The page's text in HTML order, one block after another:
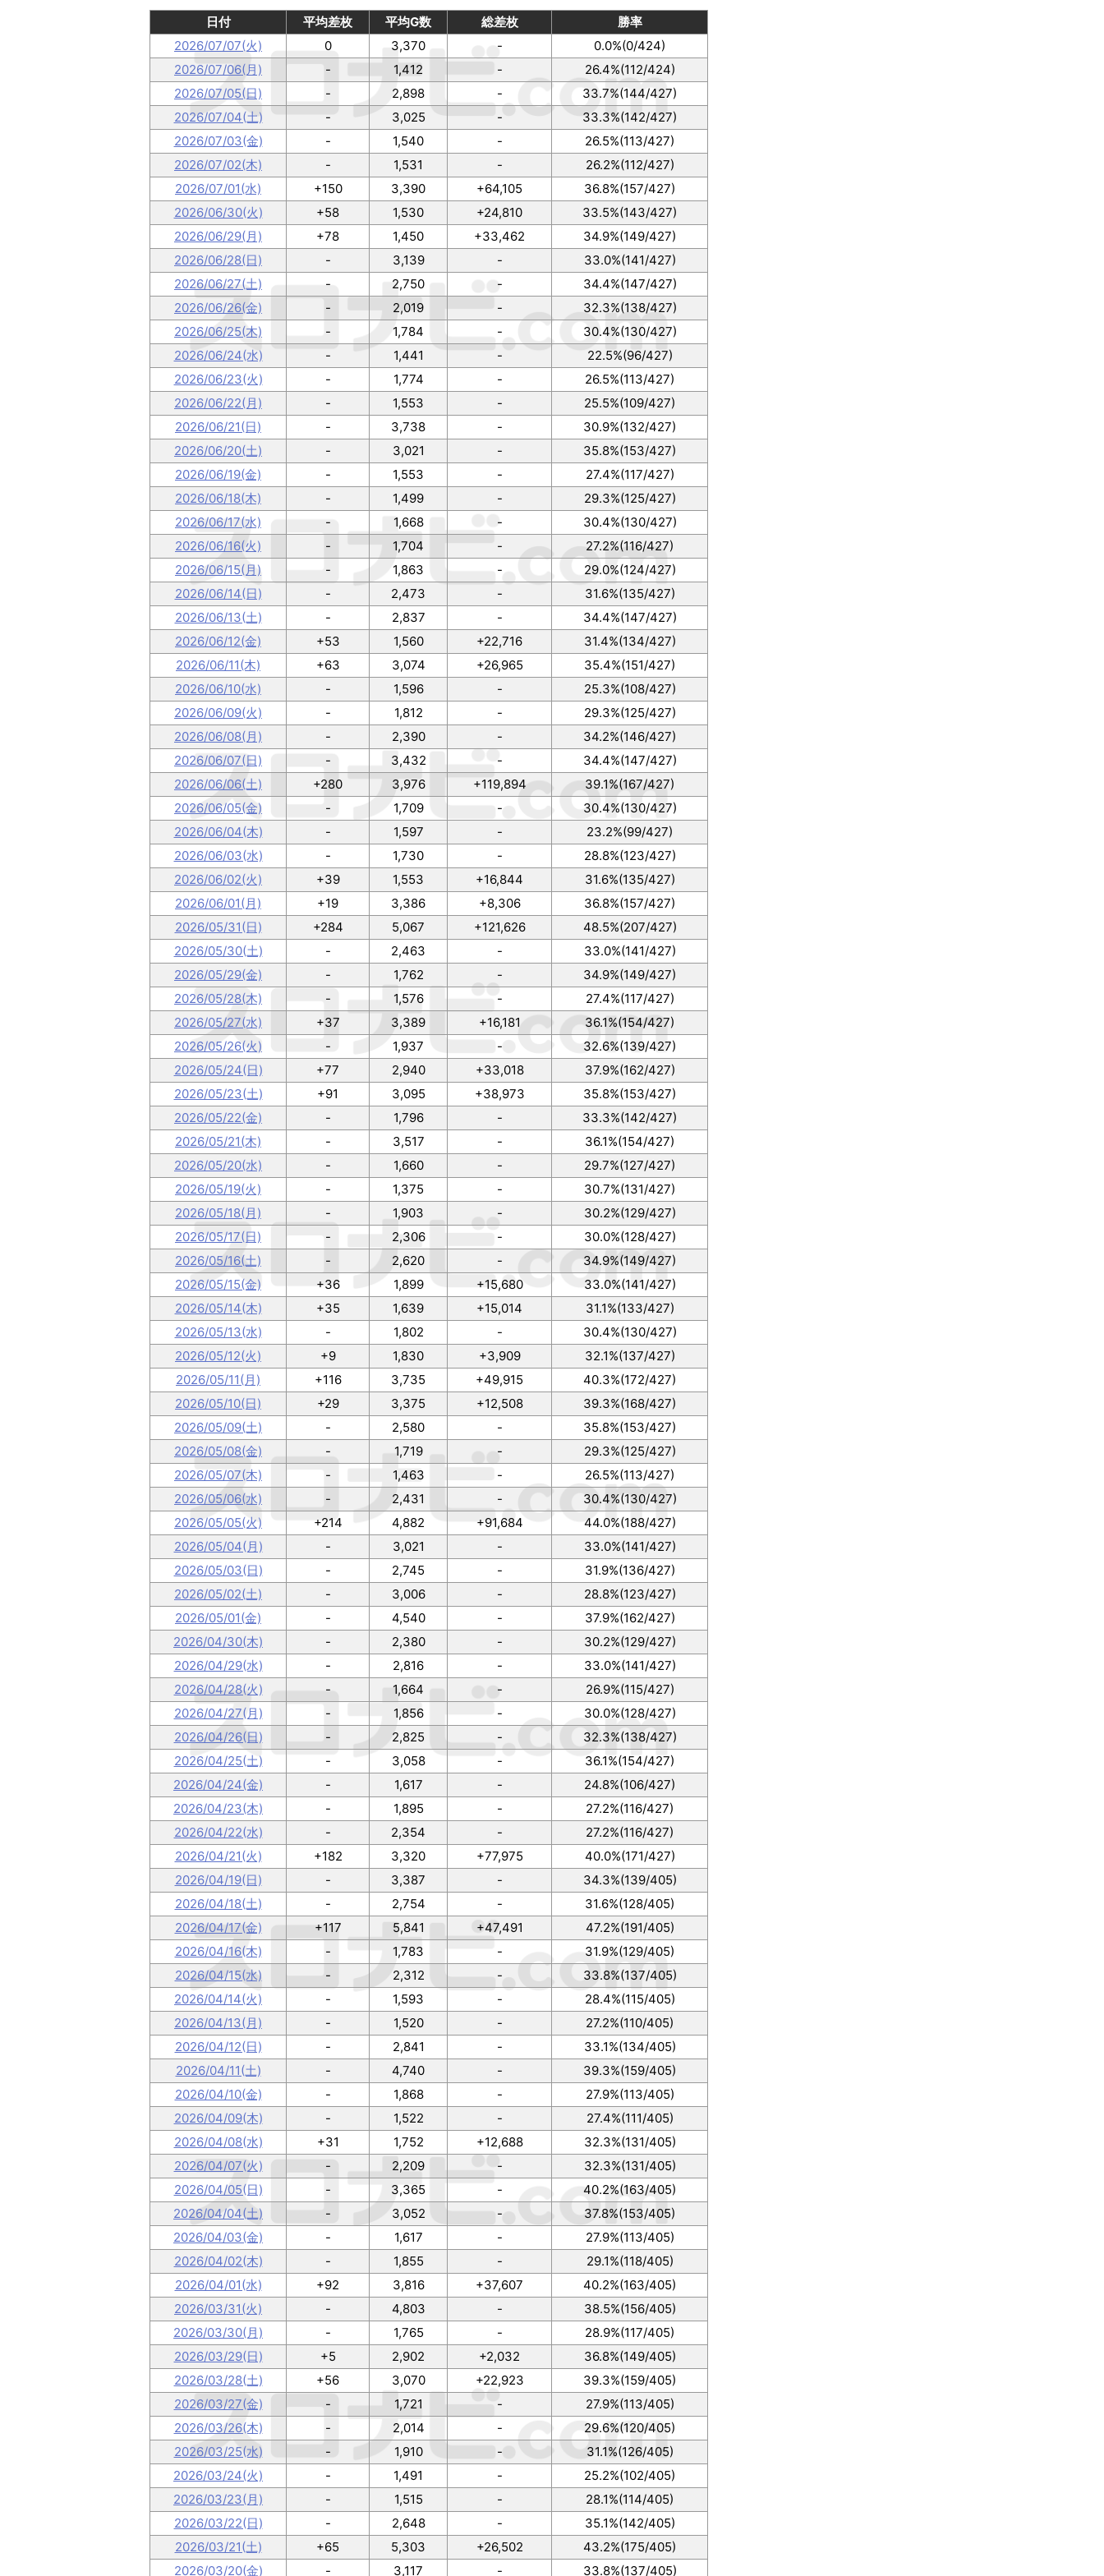
日付 平均差枚 平均G数 総差枚
勝率
2026/07/07(火)
0 3,370 -
0.0%(0/424)
2026/07/06(月)
- 1,412 -
26.4%(112/424)
2026/07/05(日)
- 2,898 -
33.7%(144/427)
2026/07/04(土)
- 3,025 -
33.3%(142/427)
2026/07/03(金)
- 1,540 -
26.5%(113/427)
2026/07/02(木)
- 1,531 -
26.2%(112/427)
2026/07/01(水)
+150 3,390 +64,105
36.8%(157/427)
2026/06/30(火)
+58 1,530 +24,810
33.5%(143/427)
2026/06/29(月)
+78 1,450 +33,462
34.9%(149/427)
2026/06/28(日)
- 3,139 -
33.0%(141/427)
2026/06/27(土)
- 2,750 -
34.4%(147/427)
2026/06/26(金)
- 2,019 -
32.3%(138/427)
2026/06/25(木)
- 1,784 -
30.4%(130/427)
2026/06/24(水)
- 1,441 -
22.5%(96/427)
2026/06/23(火)
- 1,774 -
26.5%(113/427)
2026/06/22(月)
- 1,553 -
25.5%(109/427)
2026/06/21(日)
- 3,738 -
30.9%(132/427)
2026/06/20(土)
- 3,021 -
35.8%(153/427)
2026/06/19(金)
- 1,553 -
27.4%(117/427)
2026/06/18(木)
- 1,499 -
29.3%(125/427)
2026/06/17(水)
- 1,668 -
30.4%(130/427)
2026/06/16(火)
- 1,704 -
27.2%(116/427)
2026/06/15(月)
- 1,863 -
29.0%(124/427)
2026/06/14(日)
- 2,473 -
31.6%(135/427)
2026/06/13(土)
- 2,837 -
34.4%(147/427)
2026/06/12(金)
+53 1,560 +22,716
31.4%(134/427)
2026/06/11(木)
+63 3,074 +26,965
35.4%(151/427)
2026/06/10(水)
- 1,596 -
25.3%(108/427)
2026/06/09(火)
- 1,812 -
29.3%(125/427)
2026/06/08(月)
- 2,390 -
34.2%(146/427)
2026/06/07(日)
- 3,432 -
34.4%(147/427)
2026/06/06(土)
+280 3,976 +119,894
39.1%(167/427)
2026/06/05(金)
- 1,709 -
30.4%(130/427)
2026/06/04(木)
- 1,597 -
23.2%(99/427)
2026/06/03(水)
- 1,730 -
28.8%(123/427)
2026/06/02(火)
+39 1,553 +16,844
31.6%(135/427)
2026/06/01(月)
+19 3,386 +8,306
36.8%(157/427)
2026/05/31(日)
+284 5,067 +121,626
48.5%(207/427)
2026/05/30(土)
- 2,463 -
33.0%(141/427)
2026/05/29(金)
- 1,762 -
34.9%(149/427)
2026/05/28(木)
- 1,576 -
27.4%(117/427)
2026/05/27(水)
+37 3,389 +16,181
36.1%(154/427)
2026/05/26(火)
- 1,937 -
32.6%(139/427)
2026/05/24(日)
+77 2,940 +33,018
37.9%(162/427)
2026/05/23(土)
+91 3,095 +38,973
35.8%(153/427)
2026/05/22(金)
- 1,796 -
33.3%(142/427)
2026/05/21(木)
- 3,517 -
36.1%(154/427)
2026/05/20(水)
- 1,660 -
29.7%(127/427)
2026/05/19(火)
- 1,375 -
30.7%(131/427)
2026/05/18(月)
- 1,903 -
30.2%(129/427)
2026/05/17(日)
- 2,306 -
30.0%(128/427)
2026/05/16(土)
- 2,620 -
34.9%(149/427)
2026/05/15(金)
+36 1,899 +15,680
33.0%(141/427)
2026/05/14(木)
+35 1,639 +15,014
31.1%(133/427)
2026/05/13(水)
- 1,802 -
30.4%(130/427)
2026/05/12(火)
+9 1,830 +3,909
32.1%(137/427)
2026/05/11(月)
+116 3,735 +49,915
40.3%(172/427)
2026/05/10(日)
+29 3,375 +12,508
39.3%(168/427)
2026/05/09(土)
- 2,580 -
35.8%(153/427)
2026/05/08(金)
- 1,719 -
29.3%(125/427)
2026/05/07(木)
- 1,463 -
26.5%(113/427)
2026/05/06(水)
- 2,431 -
30.4%(130/427)
2026/05/05(火)
+214 4,882 +91,684
44.0%(188/427)
2026/05/04(月)
- 3,021 -
33.0%(141/427)
2026/05/03(日)
- 2,745 -
31.9%(136/427)
2026/05/02(土)
- 3,006 -
28.8%(123/427)
2026/05/01(金)
- 4,540 -
37.9%(162/427)
2026/04/30(木)
- 2,380 -
30.2%(129/427)
2026/04/29(水)
- 2,816 -
33.0%(141/427)
2026/04/28(火)
- 1,664 -
26.9%(115/427)
2026/04/27(月)
- 1,856 -
30.0%(128/427)
2026/04/26(日)
- 2,825 -
32.3%(138/427)
2026/04/25(土)
- 3,058 -
36.1%(154/427)
2026/04/24(金)
- 1,617 -
24.8%(106/427)
2026/04/23(木)
- 1,895 -
27.2%(116/427)
2026/04/22(水)
- 2,354 -
27.2%(116/427)
2026/04/21(火)
+182 3,320 +77,975
40.0%(171/427)
2026/04/19(日)
- 3,387 -
34.3%(139/405)
2026/04/18(土)
- 2,754 -
31.6%(128/405)
2026/04/17(金)
+117 5,841 +47,491
47.2%(191/405)
2026/04/16(木)
- 1,783 -
31.9%(129/405)
2026/04/15(水)
- 2,312 -
33.8%(137/405)
2026/04/14(火)
- 1,593 -
28.4%(115/405)
2026/04/13(月)
- 1,520 -
27.2%(110/405)
2026/04/12(日)
- 2,841 -
33.1%(134/405)
2026/04/11(土)
- 4,740 -
39.3%(159/405)
2026/04/10(金)
- 1,868 -
27.9%(113/405)
2026/04/09(木)
- 1,522 -
27.4%(111/405)
2026/04/08(水)
+31 1,752 +12,688
32.3%(131/405)
2026/04/07(火)
- 2,209 -
32.3%(131/405)
2026/04/05(日)
- 3,365 -
40.2%(163/405)
2026/04/04(土)
- 3,052 -
37.8%(153/405)
2026/04/03(金)
- 1,617 -
27.9%(113/405)
2026/04/02(木)
- 1,855 -
29.1%(118/405)
2026/04/01(水)
+92 3,816 +37,607
40.2%(163/405)
2026/03/31(火)
- 4,803 -
38.5%(156/405)
2026/03/30(月)
- 1,765 -
28.9%(117/405)
2026/03/29(日)
+5 2,902 +2,032
36.8%(149/405)
2026/03/28(土)
+56 3,070 +22,923
39.3%(159/405)
2026/03/27(金)
- 1,721 -
27.9%(113/405)
2026/03/26(木)
- 2,014 -
29.6%(120/405)
2026/03/25(水)
- 1,910 -
31.1%(126/405)
2026/03/24(火)
- 1,491 -
25.2%(102/405)
2026/03/23(月)
- 1,515 -
28.1%(114/405)
2026/03/22(日)
- 2,648 -
35.1%(142/405)
2026/03/21(土)
+65 5,303 +26,502
43.2%(175/405)
2026/03/20(金)
- 3,117 - 33.8%(137/405)